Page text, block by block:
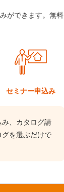
ができます。無料
セミナー申込み
、カタログ請
を選ぶだけで